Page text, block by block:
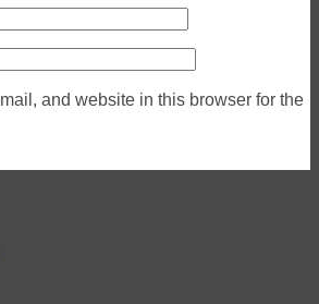
and website in this browser for the